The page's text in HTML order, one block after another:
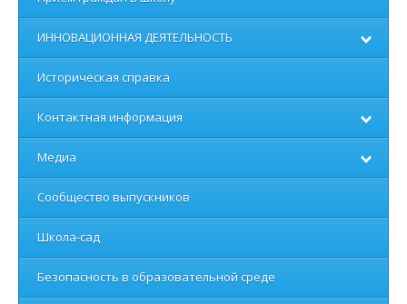
ИННОВАЦИОННАЯ ДЕЯТЕЛЬНОСТЬ
Историческая справка
Контактная информация
Медиа
Сообщество выпускников
Школа-сад
Безопасность в образовательной среде